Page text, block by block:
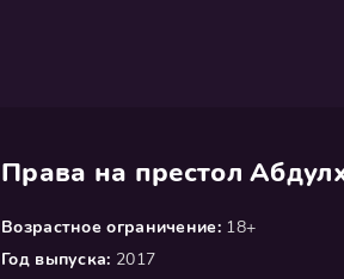
Права на престол
Возрастное ограничение:18+
Год выпуска: 2017